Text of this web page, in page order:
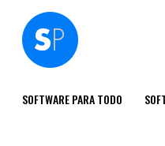
SOFTWARE PARA TODO